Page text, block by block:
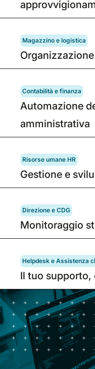
Magazzino e logistica
Contabilità e finanza
Automazione
amministrativa
Risorse umane HR
Gestione e
Direzione e CDG
Monitoraggio
Helpdesk e Assistenza
Il tuo supporto,